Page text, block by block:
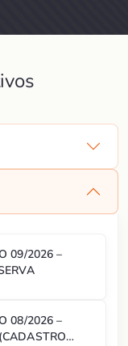
09/2026 –
08/2026 –